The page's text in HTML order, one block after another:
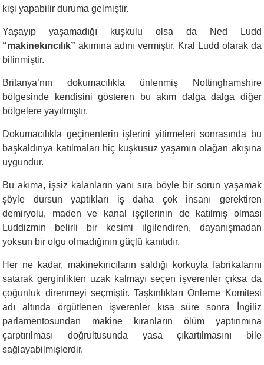
kişi yapabilir duruma gelmiştir.
Yaşayıp yaşamadığı kuşkulu olsa da Ned Ludd
“makinekırıcılık” akımına adını vermiştir. Kral Ludd olarak da
bilinmiştir.
Britanya’nın dokumacılıkla ünlenmiş Nottinghamshire
bölgesinde kendisini gösteren bu akım dalga dalga diğer
bölgelere yayılmıştır.
Dokumacılıkla geçinenlerin işlerini yitirmeleri sonrasında bu
başkaldırıya katılmaları hiç kuşkusuz yaşamın olağan akışına
uygundur.
Bu akıma, işsiz kalanların yanı sıra böyle bir sorun yaşamak
şöyle dursun yaptıkları iş daha çok insanı gerektiren
demiryolu, maden ve kanal işçilerinin de katılmış olması
Luddizmin belirli bir kesimi ilgilendiren, dayanışmadan
yoksun bir olgu olmadığının güçlü kanıtıdır.
Her ne kadar, makinekırıcıların saldığı korkuyla fabrikalarını
satarak gerginlikten uzak kalmayı seçen işverenler çıksa da
çoğunluk direnmeyi seçmiştir. Taşkınlıkları Önleme Komitesi
adı altında örgütlenen işverenler kısa süre sonra İngiliz
parlamentosundan makine kıranların ölüm yaptırımına
çarptırılması doğrultusunda yasa çıkartılmasını bile
sağlayabilmişlerdir.